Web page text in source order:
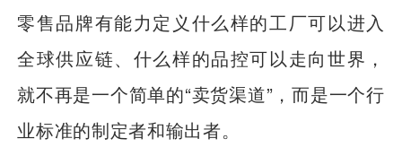
零售品牌有能力定义什么样的工厂可以进入
全球供应链、什么样的品控可以走向世界，
就不再是一个简单的“卖货渠道”，而是一个行
业标准的制定者和输出者。